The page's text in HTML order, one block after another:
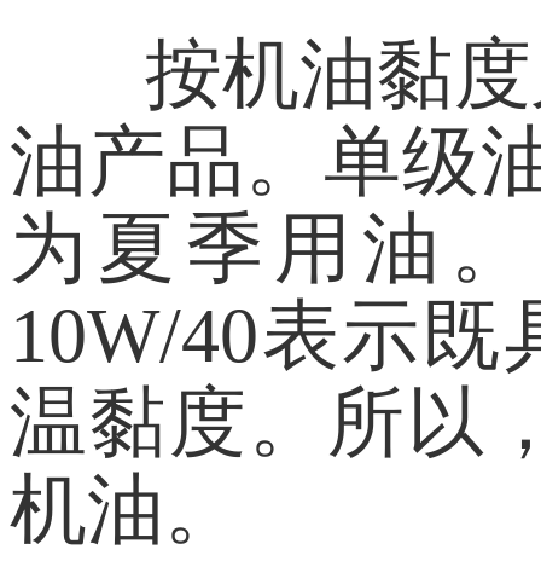
按机油黏
油产品。单级
为夏季用油
10W/40表示
温黏度。所以
机油。